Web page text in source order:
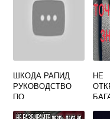
ШКОДА РАПИД
РУКОВОДСТВО
ПО
НЕ